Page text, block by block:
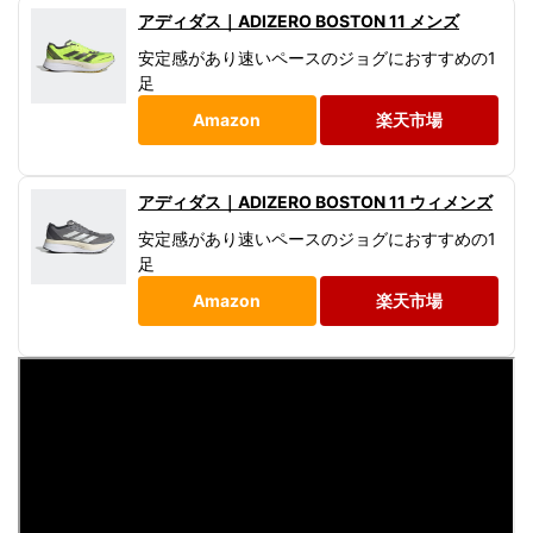
アディダス｜ADIZERO BOSTON 11 メンズ
安定感があり速いペースのジョグにおすすめの1
足
Amazon
楽天市場
アディダス｜ADIZERO BOSTON 11 ウィメンズ
安定感があり速いペースのジョグにおすすめの1
足
Amazon
楽天市場